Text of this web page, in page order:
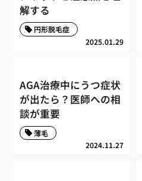
解する
2025.01.29
円形脱毛症
AGA治療中にうつ症状
が出たら？医師への相
談が重要
2024.11.27
薄毛